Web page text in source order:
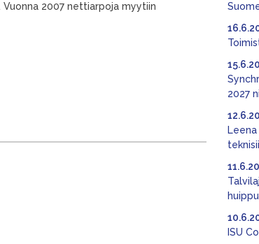
2007 nettiarpoja myytiin
2027
ISU